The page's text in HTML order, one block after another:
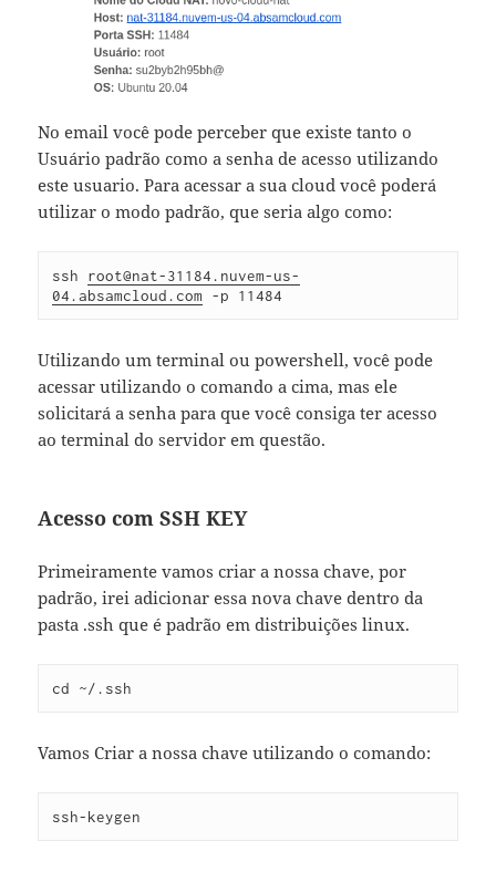
No email você pode perceber que existe tanto o
Usuário padrão como a senha de acesso utilizando
este usuario. Para acessar a sua cloud você poderá
utilizar o modo padrão, que seria algo como:
ssh root@nat-31184.nuvem-us-
04.absamcloud.com -p 11484
Utilizando um terminal ou powershell, você pode
acessar utilizando o comando a cima, mas ele
solicitará a senha para que você consiga ter acesso
ao terminal do servidor em questão.
Acesso com SSH KEY
Primeiramente vamos criar a nossa chave, por
padrão, irei adicionar essa nova chave dentro da
pasta .ssh que é padrão em distribuições linux.
cd ~/.ssh
Vamos Criar a nossa chave utilizando o comando:
ssh-keygen